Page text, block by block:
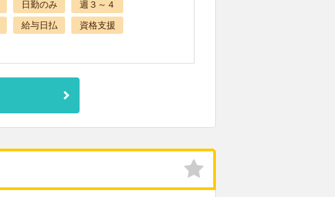
日勤のみ
週３～４
給与日払
資格支援